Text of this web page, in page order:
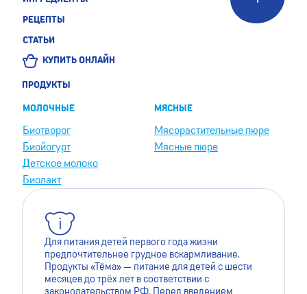
РЕЦЕПТЫ
СТАТЬИ
КУПИТЬ ОНЛАЙН
ПРОДУКТЫ
МОЛОЧНЫЕ
Биотворог
Биойогурт
Детское молоко
Биолакт
МЯСНЫЕ
Мясорастительные пюре
Мясные пюре
Для питания детей первого года жизни
предпочтительнее грудное вскармливание.
Продукты «Тёма» — питание для детей с шести
месяцев до трёх лет в соответствии с